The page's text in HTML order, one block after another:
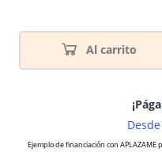
Al carrito